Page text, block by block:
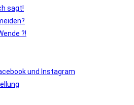
sagt!
?!
und Instagram